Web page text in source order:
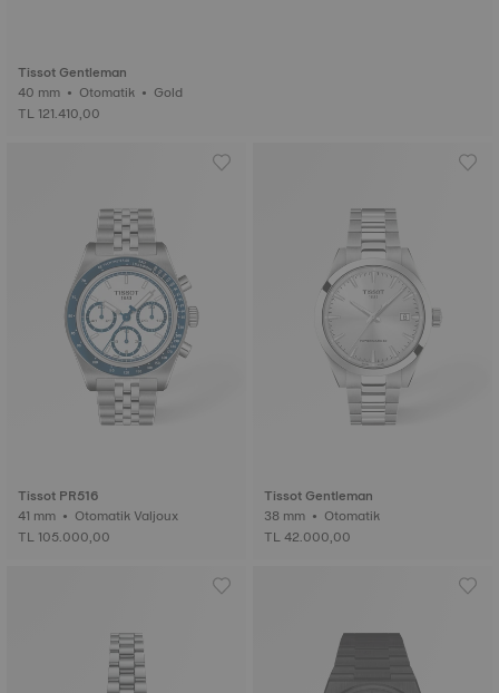
Tissot Gentleman
40 mm • Otomatik • Gold
TL 121.410,00
Tissot PR516
41 mm • Otomatik Valjoux
TL 105.000,00
Tissot Gentleman
38 mm • Otomatik
TL 42.000,00